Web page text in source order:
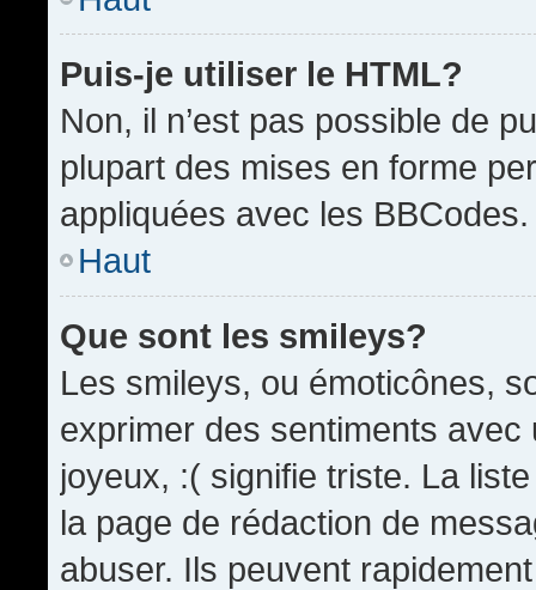
Puis-je utiliser le HTML?
Non, il n’est pas possible de
plupart des mises en forme
appliquées avec les BBCodes.
Haut
Que sont les smileys?
Les smileys, ou émoticônes,
exprimer des sentiments
joyeux, :( signifie triste. La
la page de rédaction de
abuser. Ils peuvent